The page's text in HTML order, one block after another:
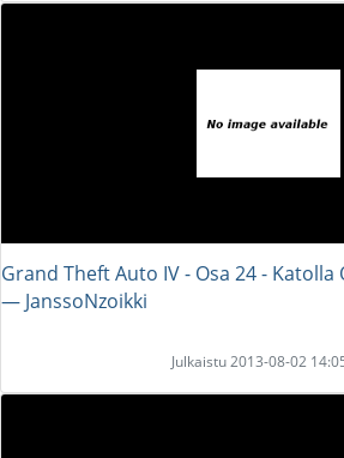
Grand Theft Auto IV - Osa 24 - Katolla
― JanssoNzoikki
Julkaistu 2013-08-02